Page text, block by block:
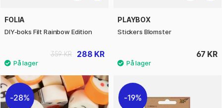
FOLIA
DIY-boks Filt Rainbow Edition
288 KR
359 KR
PLAYBOX
Stickers Blomster
67 KR
28% 19%